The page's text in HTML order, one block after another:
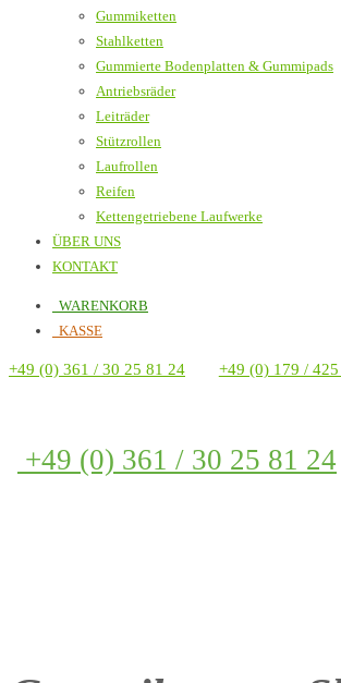
Gummiketten
Stahlketten
Gummierte Bodenplatten & Gummipads
Antriebsräder
Leiträder
Stützrollen
Laufrollen
Reifen
Kettengetriebene Laufwerke
ÜBER UNS
KONTAKT
WARENKORB
KASSE
+49 (0) 361 / 30 25 81 24 +49 (0) 179 /
+49 (0) 361 / 30 25 81 24